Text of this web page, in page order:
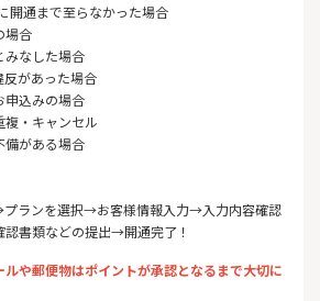
開通まで至らなかった場合
場合
なした場合
があった場合
込みの場合
・キャンセル
がある場合
ランを選択→お客様情報入力→入力内容確認
書類などの提出→開通完了！
や郵便物はポイントが承認となるまで大切に